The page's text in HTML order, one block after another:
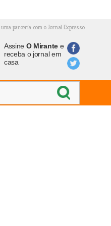
uma parceria com o Jornal Expresso
Assine O Mirantee
receba o jornal em
casa